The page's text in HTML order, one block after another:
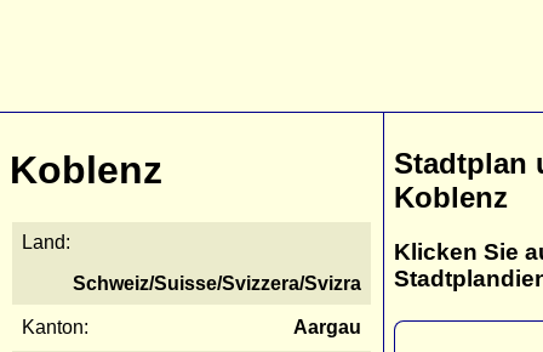
Koblenz
Land:
Schweiz/Suisse/Svizzera/Svizra
Kanton: Aargau
Stadtplan
Koblenz
Klicken Sie